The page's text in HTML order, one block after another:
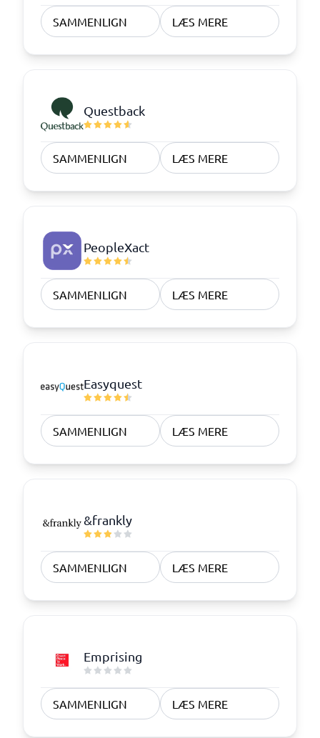
SAMMENLIGN LÆS MERE
Questback
SAMMENLIGN LÆS MERE
PeopleXact
SAMMENLIGN LÆS MERE
Easyquest
SAMMENLIGN LÆS MERE
&frankly
SAMMENLIGN LÆS MERE
Emprising
SAMMENLIGN LÆS MERE